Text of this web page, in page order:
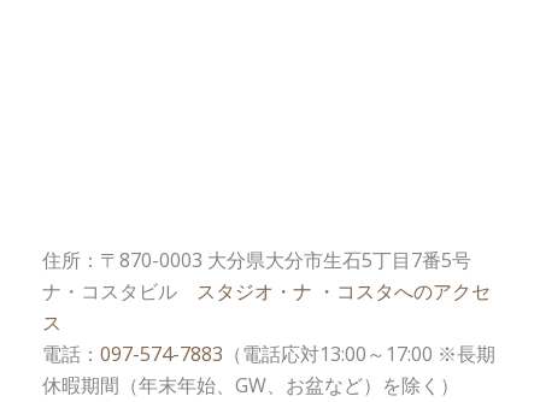
住所：〒870-0003 大分県大分市生石5丁目7番5号
ナ・コスタビル スタジオ・ナ ・コスタへのアクセ
ス
電話： 097-574-7883 （電話応対13:00～17:00 ※長期
休暇期間（年末年始、GW、お盆など）を除く）